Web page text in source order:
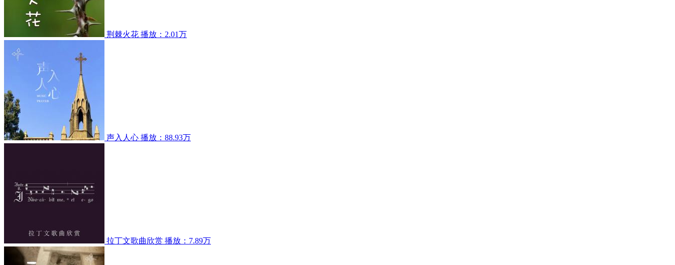
荆棘火花 播放：2.01万
声入人心 播放：88.93万
拉丁文歌曲欣赏 播放：7.89万